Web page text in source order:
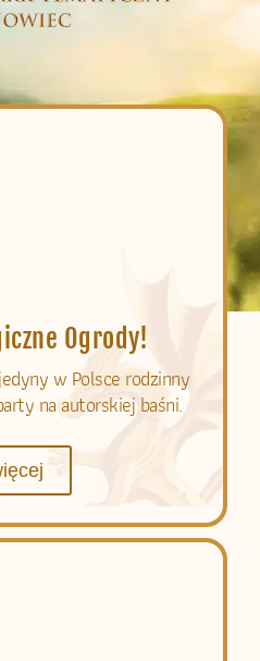
Ogrody!
w Polsce rodzinny
na autorskiej baśni.